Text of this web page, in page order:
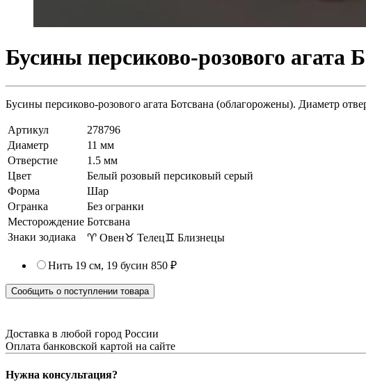
Бусины персиково-розового агата
Бусины персиково-розового агата Ботсвана (облагорожены). Диаметр
Артикул
278796
Диаметр
11 мм
Отверстие
1.5 мм
Цвет
Белый розовый персиковый серый
Форма
Шар
Огранка
Без огранки
Месторождение Ботсвана
Знаки зодиака
♈ Овен♉ Телец♊ Близнецы
Нить 19 см, 19 бусин 850 ₽
Сообщить о поступлении товара
Доставка в любой город России
Оплата банковской картой на сайте
Нужна консультация?